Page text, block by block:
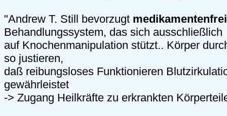
"Andrew T. Still bevorzugt
Behandlungssystem, das sich ausschließlich
auf Knochenmanipulation stützt.. Körper
so justieren,
daß reibungsloses Funktionieren
gewährleistet
-> Zugang Heilkräfte zu erkrankten